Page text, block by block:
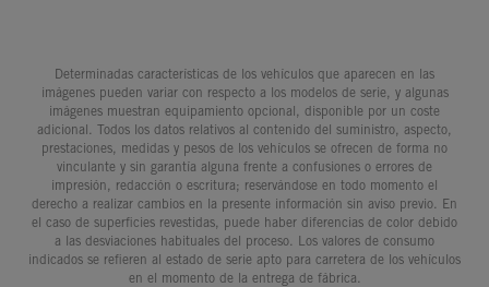
Determinadas características de los vehículos que aparecen en las
imágenes pueden variar con respecto a los modelos de serie, y algunas
imágenes muestran equipamiento opcional, disponible por un coste
adicional. Todos los datos relativos al contenido del suministro, aspecto,
prestaciones, medidas y pesos de los vehículos se ofrecen de forma no
vinculante y sin garantía alguna frente a confusiones o errores de
impresión, redacción o escritura; reservándose en todo momento el
derecho a realizar cambios en la presente información sin aviso previo. En
el caso de superficies revestidas, puede haber diferencias de color debido
a las desviaciones habituales del proceso. Los valores de consumo
indicados se refieren al estado de serie apto para carretera de los vehículos
en el momento de la entrega de fábrica.